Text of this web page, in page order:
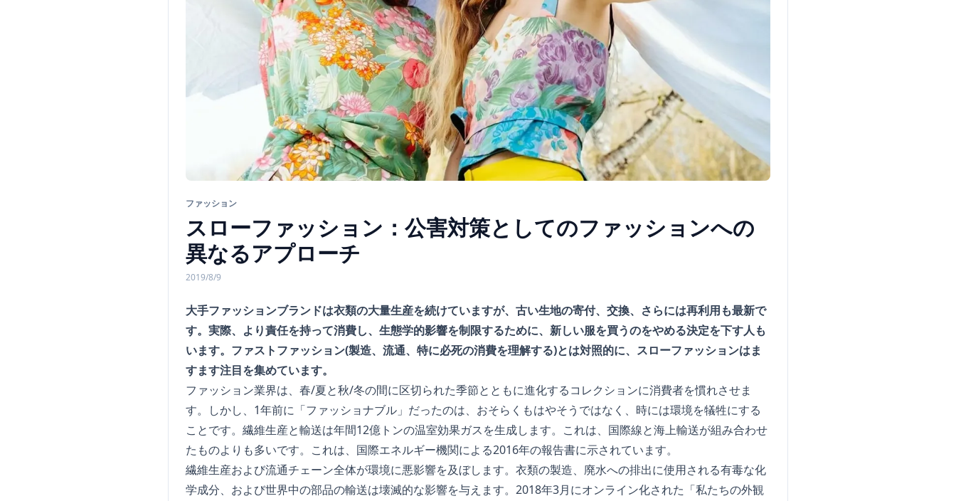
ファッション
スローファッション：公害対策としてのファッションへの
異なるアプローチ
2019/8/9
大手ファッションブランドは衣類の大量生産を続けていますが、古い生地の寄付、交換、さらには再利用も最新で
す。実際、より責任を持って消費し、生態学的影響を制限するために、新しい服を買うのをやめる決定を下す人も
います。ファストファッション(製造、流通、特に必死の消費を理解する)とは対照的に、スローファッションはま
すます注目を集めています。
ファッション業界は、春/夏と秋/冬の間に区切られた季節とともに進化するコレクションに消費者を慣れさせま
す。しかし、1年前に「ファッショナブル」だったのは、おそらくもはやそうではなく、時には環境を犠牲にする
ことです。繊維生産と輸送は年間12億トンの温室効果ガスを生成します。これは、国際線と海上輸送が組み合わせ
たものよりも多いです。これは、国際エネルギー機関による2016年の報告書に示されています。
繊維生産および流通チェーン全体が環境に悪影響を及ぼします。衣類の製造、廃水への排出に使用される有毒な化
学成分、および世界中の部品の輸送は壊滅的な影響を与えます。2018年3月にオンライン化された「私たちの外観